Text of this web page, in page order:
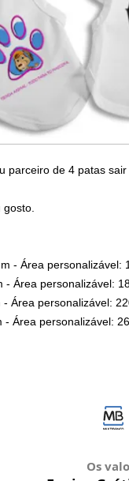
parceiro de 4 patas
- Área personalizável:
- Área personalizável:
Área personalizável:
- Área personalizável:
Os